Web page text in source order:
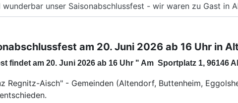
wunderbar unser Saisonabschlussfest - wir waren zu Gast in
am 20. Juni 2026 ab 16 Uhr in
findet am 20. Juni 2026 ab 16 Uhr " Am Sportplatz 1, 96146
Regnitz-Aisch" - Gemeinden (Altendorf, Buttenheim,